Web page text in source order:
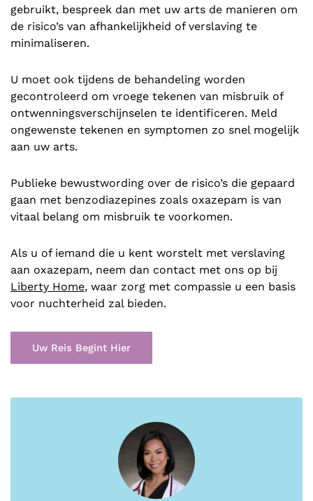
gebruikt, bespreek dan met uw arts de manieren om
de risico’s van afhankelijkheid of verslaving te
minimaliseren.
U moet ook tijdens de behandeling worden
gecontroleerd om vroege tekenen van misbruik of
ontwenningsverschijnselen te identificeren. Meld
ongewenste tekenen en symptomen zo snel mogelijk
aan uw arts.
Publieke bewustwording over de risico’s die gepaard
gaan met benzodiazepines zoals oxazepam is van
vitaal belang om misbruik te voorkomen.
Als u of iemand die u kent worstelt met verslaving
aan oxazepam, neem dan contact met ons op bij
Liberty Home, waar zorg met compassie u een basis
voor nuchterheid zal bieden.
Uw Reis Begint Hier